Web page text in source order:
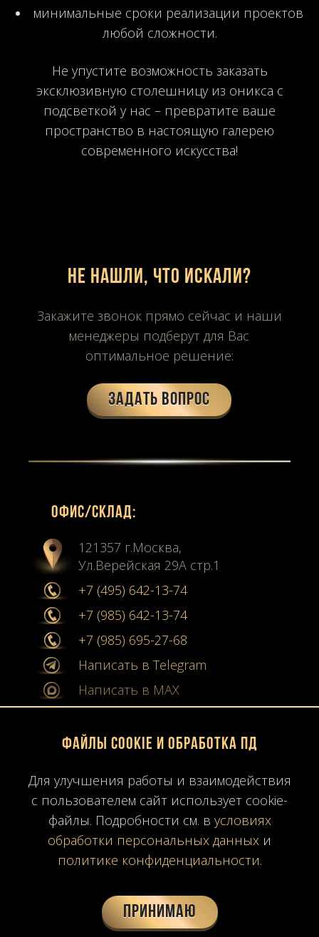
минимальные сроки реализации проектов
любой сложности.
Не упустите возможность заказать
эксклюзивную столешницу из оникса с
подсветкой у нас – превратите ваше
пространство в настоящую галерею
современного искусства!
Не нашли, что искали?
Закажите звонок прямо сейчас и наши
менеджеры подберут для Вас
оптимальное решение:
Задать вопрос
Офиc/склад:
121357 г.Москва,
Ул.Верейская 29А стр.1
+7 (495) 642-13-74
+7 (985) 642-13-74
+7 (985) 695-27-68
Написать в Telegram
Написать в MAX
Мы в социальных сетях:
Instagram
Youtube
Карта сайта
Согласие на обработку ПД
Время работы: ПН-ПТ10:00-19:00
Файлы Cookie и обработка ПД
Для улучшения работы и взаимодействия
с пользователем сайт использует cookie-
файлы. Подробности см. в условиях
обработки персональных данных и
политике конфиденциальности.
Принимаю